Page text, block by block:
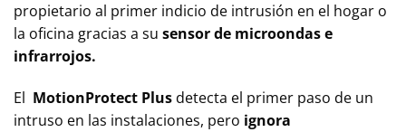
propietario al primer indicio de intrusión en el hogar o
la oficina gracias a su sensor de microondas e
infrarrojos.
El MotionProtect Plusdetecta el primer paso de un
intruso en las instalaciones, pero ignora